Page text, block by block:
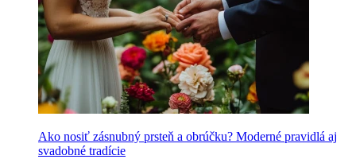
Ako nosiť zásnubný prsteň a obrúčku? Moderné pravidlá aj
svadobné tradície